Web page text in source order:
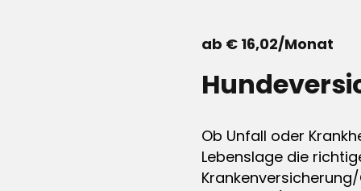
ab € 16,02/Monat
Ob Unfall oder
Lebenslage die